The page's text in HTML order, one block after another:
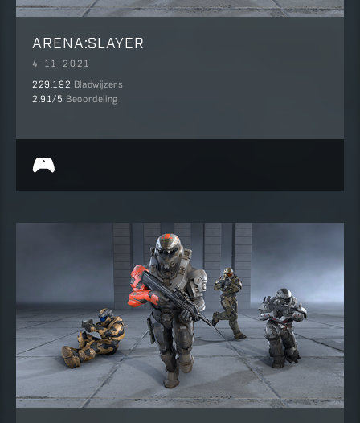
ARENA:SLAYER
4-11-2021
229,192 Bladwijzers
2.91/5 Beoordeling